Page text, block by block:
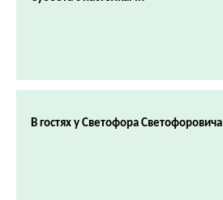
В гостях у Светофора Светофоровича